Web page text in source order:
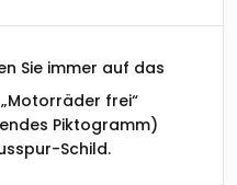
Sie immer auf das
frei“
Piktogramm)
Schild.